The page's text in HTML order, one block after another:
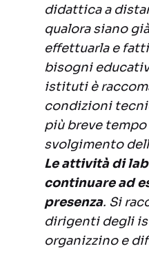
didattica a
qualora siano
effettuarla e
bisogni
istituti è
condizioni
più breve
svolgimento
Le attività di
continuare ad
presenza. Si
dirigenti degli
organizzino e